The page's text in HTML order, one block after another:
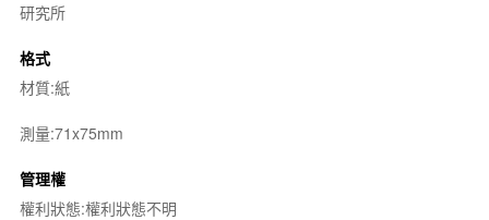
研究所
格式
材質:紙
測量:71x75mm
管理權
權利狀態:權利狀態不明